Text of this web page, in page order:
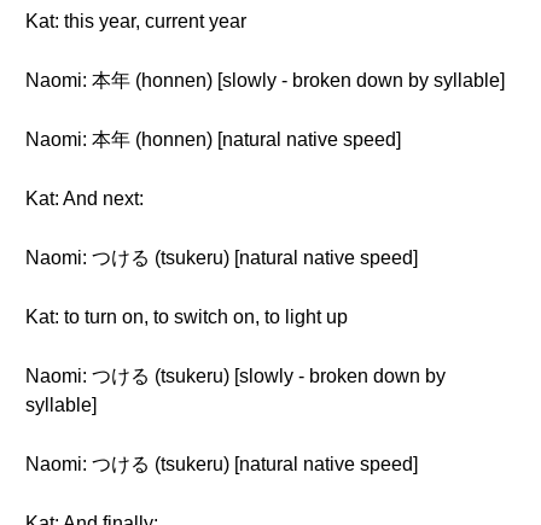
Kat: this year, current year
Naomi: 本年 (honnen) [slowly - broken down by syllable]
Naomi: 本年 (honnen) [natural native speed]
Kat: And next:
Naomi: つける (tsukeru) [natural native speed]
Kat: to turn on, to switch on, to light up
Naomi: つける (tsukeru) [slowly - broken down by
syllable]
Naomi: つける (tsukeru) [natural native speed]